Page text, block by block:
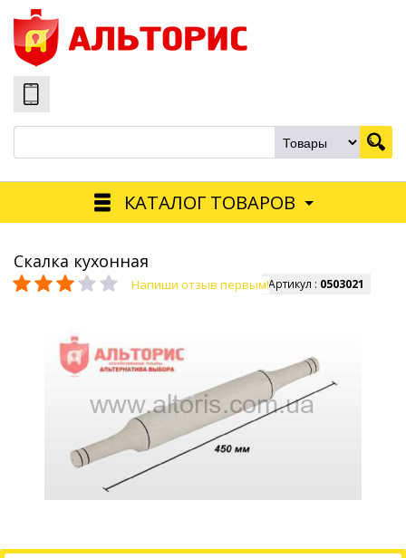
КАТАЛОГ ТОВАРОВ
Скалка кухонная
Напиши отзыв первым!Артикул : 0503021